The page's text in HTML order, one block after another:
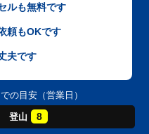
ルも無料です
頼もOKです
夫です
の目安（営業日）
登山 8